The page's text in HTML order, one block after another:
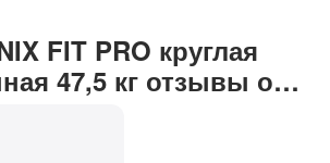
FIT PRO круглая
47,5 кг отзывы от